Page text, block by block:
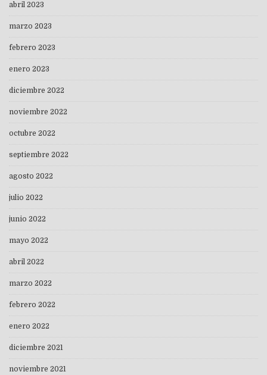
abril 2023
marzo 2023
febrero 2023
enero 2023
diciembre 2022
noviembre 2022
octubre 2022
septiembre 2022
agosto 2022
julio 2022
junio 2022
mayo 2022
abril 2022
marzo 2022
febrero 2022
enero 2022
diciembre 2021
noviembre 2021